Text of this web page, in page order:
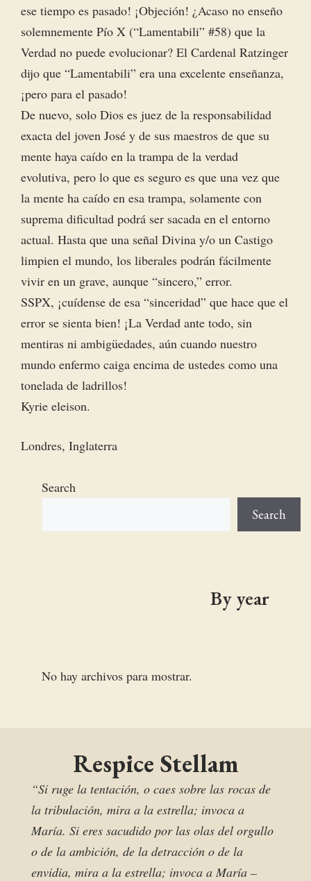
ese tiempo es pasado! ¡Objeción! ¿Acaso no enseño
solemnemente Pío X (“Lamentabili” #58) que la
Verdad no puede evolucionar? El Cardenal Ratzinger
dijo que “Lamentabili” era una excelente enseñanza,
¡pero para el pasado!
De nuevo, solo Dios es juez de la responsabilidad
exacta del joven José y de sus maestros de que su
mente haya caído en la trampa de la verdad
evolutiva, pero lo que es seguro es que una vez que
la mente ha caído en esa trampa, solamente con
suprema dificultad podrá ser sacada en el entorno
actual. Hasta que una señal Divina y/o un Castigo
limpien el mundo, los liberales podrán fácilmente
vivir en un grave, aunque “sincero,” error.
SSPX, ¡cuídense de esa “sinceridad” que hace que el
error se sienta bien! ¡La Verdad ante todo, sin
mentiras ni ambigüedades, aún cuando nuestro
mundo enfermo caiga encima de ustedes como una
tonelada de ladrillos!
Kyrie eleison.
Londres, Inglaterra
Search
Search
By year
No hay archivos para mostrar.
Respice Stellam
“Si ruge la tentación, o caes sobre las rocas de
la tribulación, mira a la estrella; invoca a
María. Si eres sacudido por las olas del orgullo
o de la ambición, de la detracción o de la
envidia, mira a la estrella; invoca a María –